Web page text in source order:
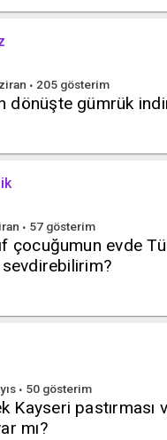
205 gösterim
dönüşte gümrük
57 gösterim
çocuğumun evde
50 gösterim
Kayseri
mı?